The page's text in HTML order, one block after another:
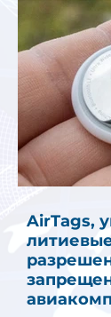
AirTags,